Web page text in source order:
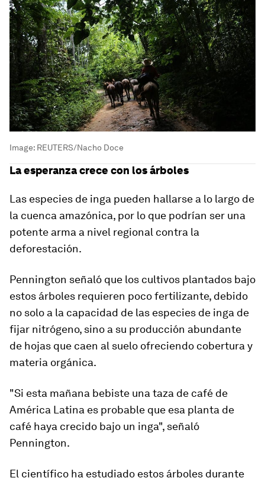
Image: REUTERS/Nacho Doce
La esperanza crece con los árboles
Las especies de inga pueden hallarse a lo largo de
la cuenca amazónica, por lo que podrían ser una
potente arma a nivel regional contra la
deforestación.
Pennington señaló que los cultivos plantados bajo
estos árboles requieren poco fertilizante, debido
no solo a la capacidad de las especies de inga de
fijar nitrógeno, sino a su producción abundante
de hojas que caen al suelo ofreciendo cobertura y
materia orgánica.
"Si esta mañana bebiste una taza de café de
América Latina es probable que esa planta de
café haya crecido bajo un inga", señaló
Pennington.
El científico ha estudiado estos árboles durante